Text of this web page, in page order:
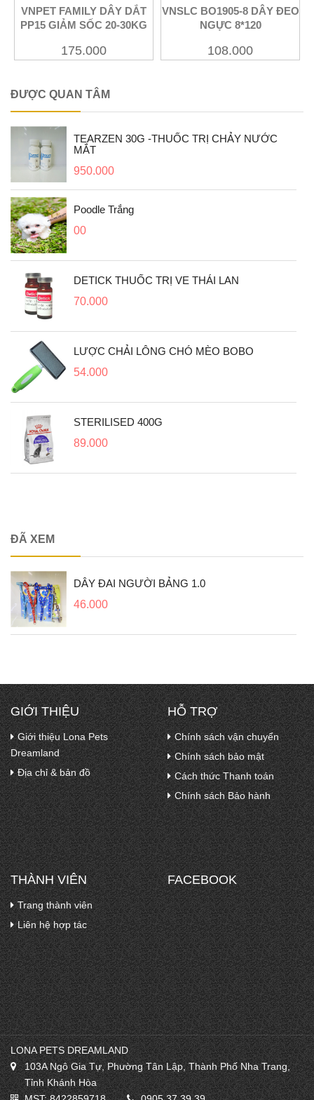
Xem
VNPET FAMILY DÂY DẮT
PP15 GIẢM SỐC 20-30KG
175.000
Xem
VNSLC BO1905-8 DÂY ĐEO
NGỰC 8*120
108.000
ĐƯỢC QUAN TÂM
TEARZEN 30G -THUỐC TRỊ CHẢY NƯỚC
MẮT
950.000
Poodle Trắng
00
DETICK THUỐC TRỊ VE THÁI LAN
70.000
LƯỢC CHẢI LÔNG CHÓ MÈO BOBO
54.000
STERILISED 400G
89.000
ĐÃ XEM
DÂY ĐAI NGƯỜI BẢNG 1.0
46.000
GIỚI THIỆU
Giới thiệu Lona Pets
Dreamland
Địa chỉ & bản đồ
HỖ TRỢ
Chính sách vận chuyển
Chính sách bảo mật
Cách thức Thanh toán
Chính sách Bảo hành
THÀNH VIÊN
Trang thành viên
Liên hệ hợp tác
FACEBOOK
LONA PETS DREAMLAND
103A Ngô Gia Tự, Phường Tân Lập, Thành Phố Nha Trang,
Tỉnh Khánh Hòa